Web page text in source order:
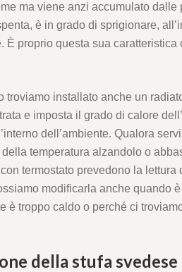
ma viene anzi accumulato dalle
è in grado di sprigionare,
proprio questa sua caratteristica
troviamo installato anche un
e imposta il grado di calore
dell’ambiente. Qualora
temperatura alzandolo o
termostato prevedono la lettura
modificarla anche quando
è troppo caldo o perché ci
della stufa svedese